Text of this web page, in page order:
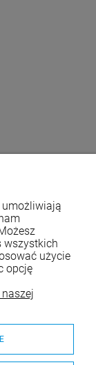
umożliwiają
wszystkich
użycie
opcję